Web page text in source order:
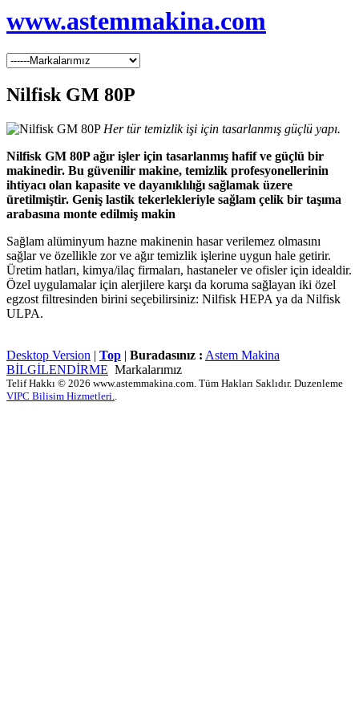
www.astemmakina.com
Nilfisk GM 80P
Her tür temizlik işi için tasarlanmış güçlü yapı.
Nilfisk GM 80P ağır işler için tasarlanmış hafif ve güçlü bir
makinedir. Bu güvenilir makine, temizlik profesyonellerinin
ihtiyacı olan kapasite ve dayanıklılığı sağlamak üzere
üretilmiştir. Geniş lastik tekerlekleriyle sağlam çelik bir taşıma
arabasına monte edilmiş makin
Sağlam alüminyum hazne makinenin hasar verilemez olmasını
sağlar ve özellikle zor ve ağır temizlik işlerine uygun hale getirir.
Üretim hatları, kimya/ilaç firmaları, hastaneler ve ofisler için idealdir.
Özel uygulamalar için alerjilere karşı da koruma sağlayan iki özel
egzost filtresinden birini seçebilirsiniz: Nilfisk HEPA ya da Nilfisk
ULPA.
Desktop Version | Top | Buradasınız : Astem Makina
BİLGİLENDİRME Markalarımız
Telif Hakkı © 2026 www.astemmakina.com. Tüm Hakları Saklıdır. Duzenleme
VIPC Bilisim Hizmetleri..